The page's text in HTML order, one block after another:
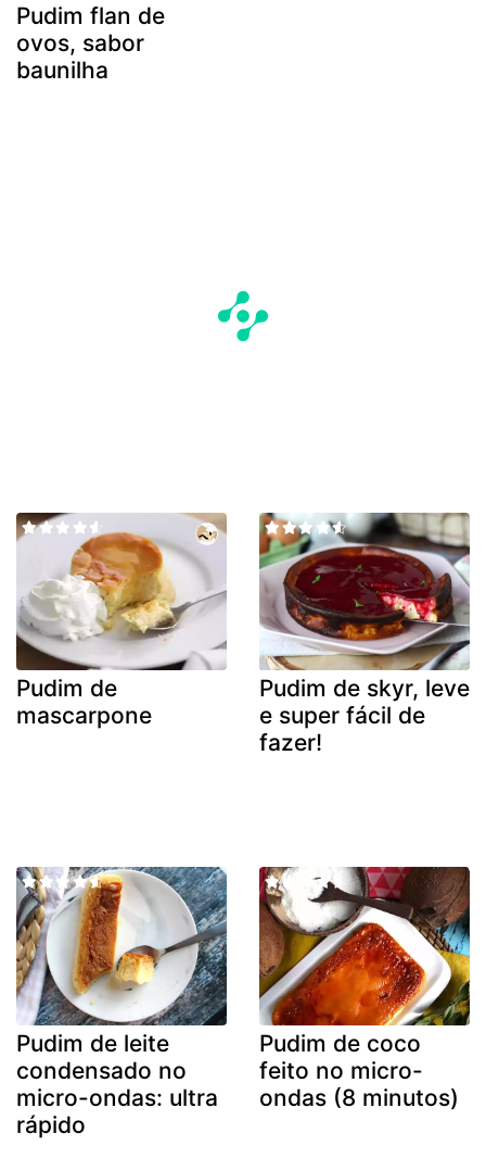
Pudim flan de
ovos, sabor
baunilha
Pudim de
mascarpone
Pudim de skyr, leve
e super fácil de
fazer!
Pudim de leite
condensado no
micro-ondas: ultra
rápido
Pudim de coco
feito no micro-
ondas (8 minutos)